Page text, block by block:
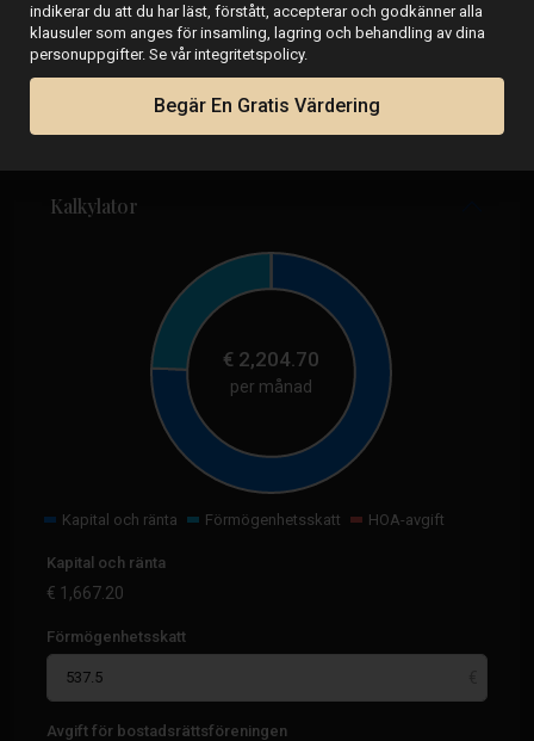
Kalkylator
€ 2,204.70
per månad
Kapital och ränta Förmögenhetsskatt HOA-avgift
Kapital och ränta
€ 1,667.20
Förmögenhetsskatt
Avgift för bostadsrättsföreningen
indikerar du att du har läst, förstått, accepterar och godkänner alla
klausuler som anges för insamling, lagring och behandling av dina
personuppgifter. Se vår integritetspolicy.
Begär En Gratis Värdering